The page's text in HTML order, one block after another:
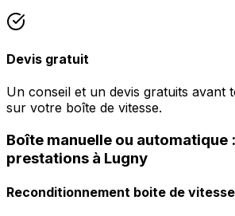
Devis gratuit
Un conseil et un devis gratuits avant
sur votre boîte de vitesse.
Boîte manuelle ou automatique
prestations à Lugny
Reconditionnement boite de vitesse